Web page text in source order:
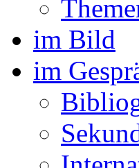
im Bild
im